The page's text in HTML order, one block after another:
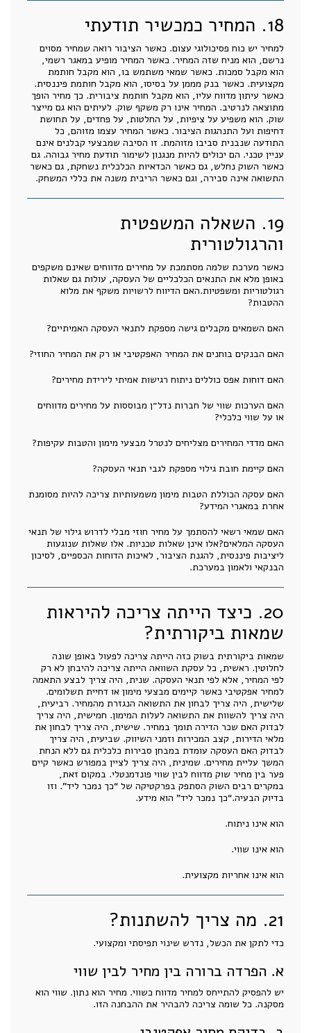
18. המחיר כמכשיר תודעתי
למחיר יש כוח פסיכולוגי עצום. כאשר הציבור רואה שמחיר מסוים
נרשם, הוא מניח שזה המחיר. כאשר המחיר מופיע במאגר רשמי,
הוא מקבל סמכות. כאשר שמאי משתמש בו, הוא מקבל חותמת
מקצועית. כאשר בנק מממן על בסיסו, הוא מקבל חותמת פיננסית.
כאשר עיתון מדווח עליו, הוא מקבל חותמת ציבורית. כך מחיר הופך
מתוצאה לנרטיב. המחיר אינו רק משקף שוק. לעיתים הוא גם מייצר
שוק. הוא משפיע על ציפיות, על החלטות, על פחדים, על תחושת
דחיפות ועל התנהגות הציבור. כאשר המחיר עצמו מזוהם, כל
התודעה שנבנית סביבו מזוהמת. זו הסיבה שמבצעי קבלנים אינם
עניין טכני. הם יכולים להיות מנגנון לשימור תודעת מחיר גבוהה. גם
כאשר השוק נחלש, גם כאשר הכדאיות הכלכלית נשחקת, גם כאשר
התשואה אינה סבירה, וגם כאשר הריבית משנה את כללי המשחק.
19. השאלה המשפטית
והרגולטורית
כאשר מערכת שלמה מסתמכת על מחירים מדווחים שאינם משקפים
באופן מלא את התנאים הכלכליים של העסקה, עולות גם שאלות
רגולטוריות ומשפטיות.האם הדיווח לרשויות משקף את מלוא
ההטבות?
האם השמאים מקבלים גישה מספקת לתנאי העסקה האמיתיים?
האם הבנקים בוחנים את המחיר האפקטיבי או רק את המחיר החוזי?
האם דוחות אפס כוללים ניתוח רגישות אמיתי לירידת מחירים?
האם הערכות שווי של חברות נדל״ן מבוססות על מחירים מדווחים
או על שווי כלכלי?
האם מדדי המחירים מצליחים לנטרל מבצעי מימון והטבות עקיפות?
האם קיימת חובת גילוי מספקת לגבי תנאי העסקה?
האם עסקה הכוללת הטבות מימון משמעותיות צריכה להיות מסומנת
אחרת במאגרי המידע?
האם שמאי רשאי להסתמך על מחיר חוזי מבלי לדרוש גילוי של תנאי
העסקה המלאים?אלו אינן שאלות טכניות. אלו שאלות שנוגעות
ליציבות פיננסית, להגנת הציבור, לאיכות הדוחות הכספיים, לסיכון
הבנקאי ולאמון במערכת.
20. כיצד הייתה צריכה להיראות
שמאות ביקורתית?
שמאות ביקורתית בשוק כזה הייתה צריכה לפעול באופן שונה
לחלוטין. ראשית, כל עסקת השוואה הייתה צריכה להיבחן לא רק
לפי המחיר, אלא לפי תנאי העסקה. שנית, היה צריך לבצע התאמה
למחיר אפקטיבי כאשר קיימים מבצעי מימון או דחיית תשלומים.
שלישית, היה צריך לבחון את התשואה הנגזרת מהמחיר. רביעית,
היה צריך להשוות את התשואה לעלות המימון. חמישית, היה צריך
לבדוק האם שכר הדירה תומך במחיר. שישית, היה צריך לבחון את
מלאי הדירות, קצב המכירות וזמני השיווק. שביעית, היה צריך
לבדוק האם העסקה עומדת במבחן סבירות כלכלית גם ללא הנחת
המשך עליית מחירים. שמינית, היה צריך לציין במפורש כאשר קיים
פער בין מחיר שוק מדווח לבין שווי פונדמנטלי. במקום זאת,
במקרים רבים השוק הסתפק בפרקטיקה של “כך נמכר ליד”. וזו
בדיוק הבעיה.“כך נמכר ליד” הוא מידע.
הוא אינו ניתוח.
הוא אינו שווי.
הוא אינו אחריות מקצועית.
21. מה צריך להשתנות?
כדי לתקן את הכשל, נדרש שינוי תפיסתי ומקצועי.
א. הפרדה ברורה בין מחיר לבין שווי
יש להפסיק להתייחס למחיר מדווח כשווי. מחיר הוא נתון. שווי הוא
מסקנה. כל שומה צריכה להבהיר את ההבחנה הזו.